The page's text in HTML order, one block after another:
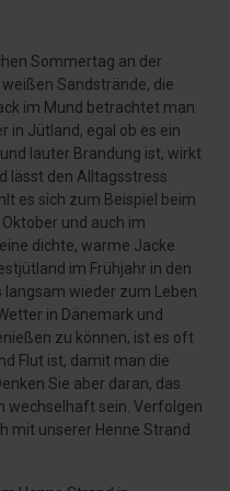
Sommertag an der
Sandstrände, die
im Mund betrachtet man
in Jütland, egal ob es ein
lauter Brandung ist, wirkt
lässt den Alltagsstress
es sich zum Beispiel beim
und auch im
dichte, warme Jacke
im Frühjahr in den
langsam wieder zum Leben
in Dänemark und
zu können, ist es oft
Flut ist, damit man die
Sie aber daran, das
wechselhaft sein. Verfolgen
mit unserer Henne Strand